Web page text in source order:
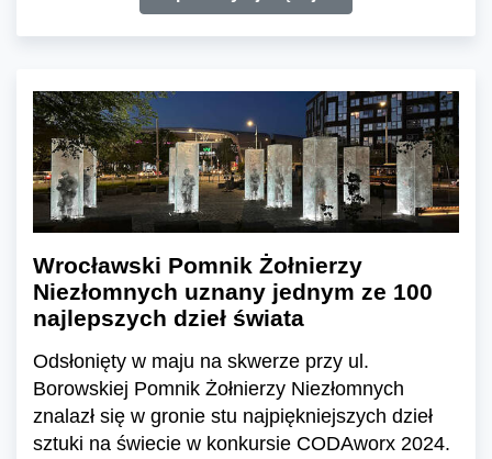
Wrocławski Pomnik Żołnierzy
Niezłomnych uznany jednym ze 100
najlepszych dzieł świata
Odsłonięty w maju na skwerze przy ul.
Borowskiej Pomnik Żołnierzy Niezłomnych
znalazł się w gronie stu najpiękniejszych dzieł
sztuki na świecie w konkursie CODAworx 2024.